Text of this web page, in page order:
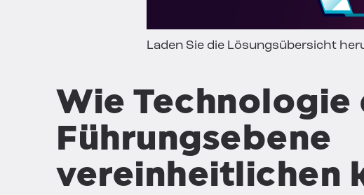
Laden Sie die Lösungsübersicht
Wie Technologie
Führungsebene
vereinheitlichen